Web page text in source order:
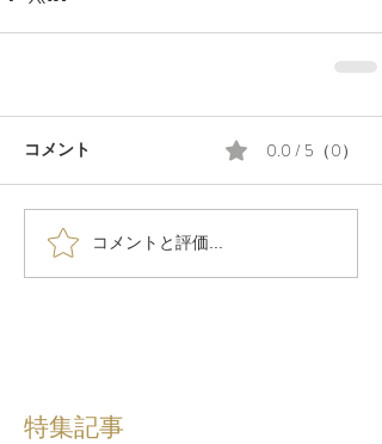
コメント 0.0 / 5（0）
コメントと評価...
特集記事